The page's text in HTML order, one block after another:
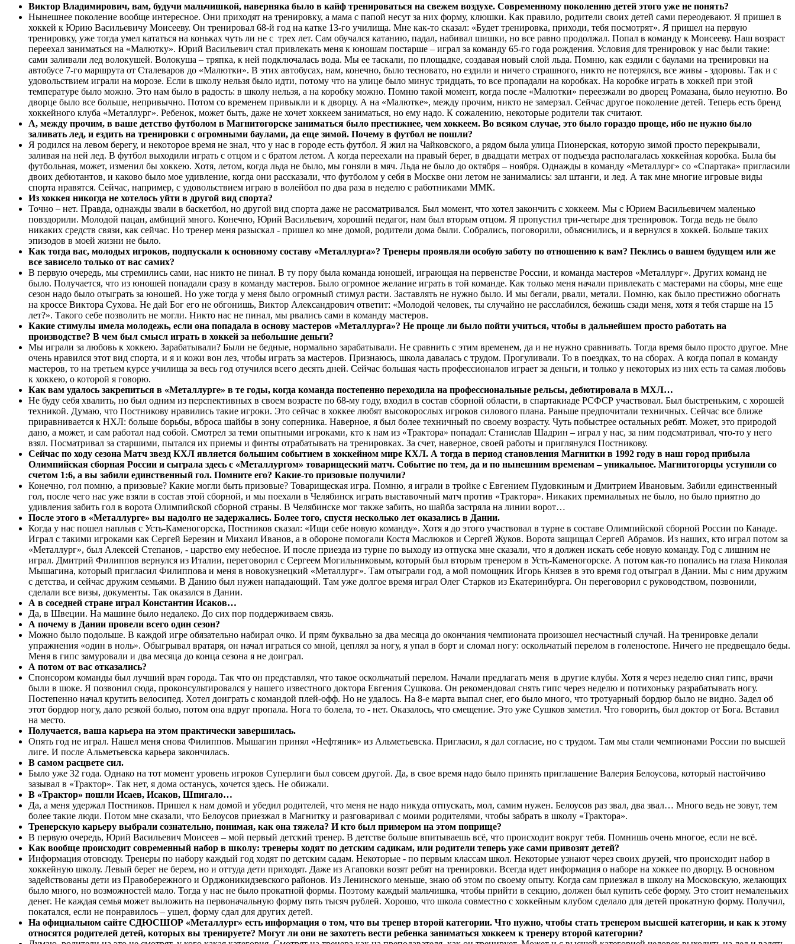
Виктор Владимирович, вам, будучи мальчишкой, наверняка было в кайф тренироваться на свежем воздухе. Современному поколению детей этого уже не понять?
Нынешнее поколение вообще интересное. Они приходят на тренировку, а мама с папой несут за них форму, клюшки. Как правило, родители своих детей сами переодевают. Я пришел в
хоккей к Юрию Васильевичу Моисееву. Он тренировал 68-й год на катке 13-го училища. Мне как-то сказал: «Будет тренировка, приходи, тебя посмотрят». Я пришел на первую
тренировку, уже тогда умел кататься на коньках чуть ли не с трех лет. Сам обучался катанию, падал, набивал шишки, но все равно продолжал. Попал в команду к Моисееву. Наш возраст
переехал заниматься на «Малютку». Юрий Васильевич стал привлекать меня к юношам постарше – играл за команду 65-го года рождения. Условия для тренировок у нас были такие:
сами заливали лед волокушей. Волокуша – тряпка, к ней подключалась вода. Мы ее таскали, по площадке, создавая новый слой льда. Помню, как ездили с баулами на тренировки на
автобусе 7-го маршрута от Сталеваров до «Малютки». В этих автобусах, нам, конечно, было тесновато, но ездили и ничего страшного, никто не потерялся, все живы - здоровы. Так и с
удовольствием играли на морозе. Если в школу нельзя было идти, потому что на улице было минус тридцать, то все пропадали на коробках. На коробке играть в хоккей при этой
температуре было можно. Это нам было в радость: в школу нельзя, а на коробку можно. Помню такой момент, когда после «Малютки» переезжали во дворец Ромазана, было неуютно. Во
дворце было все больше, непривычно. Потом со временем привыкли и к дворцу. А на «Малютке», между прочим, никто не замерзал. Сейчас другое поколение детей. Теперь есть бренд
хоккейного клуба «Металлург». Ребенок, может быть, даже не хочет хоккеем заниматься, но ему надо. К сожалению, некоторые родители так считают.
А, между прочим, в ваше детство футболом в Магнитогорске заниматься было престижнее, чем хоккеем. Во всяком случае, это было гораздо проще, ибо не нужно было
заливать лед, и ездить на тренировки с огромными баулами, да еще зимой. Почему в футбол не пошли?
Я родился на левом берегу, и некоторое время не знал, что у нас в городе есть футбол. Я жил на Чайковского, а рядом была улица Пионерская, которую зимой просто перекрывали,
заливая на ней лед. В футбол выходили играть с отцом и с братом летом. А когда переехали на правый берег, в двадцати метрах от подъезда располагалась хоккейная коробка. Была бы
футбольная, может, изменил бы хоккею. Хотя, летом, когда льда не было, мы гоняли в мяч. Льда не было до октября – ноября. Однажды в команду «Металлург» со «Спартака» пригласили
двоих дебютантов, и каково было мое удивление, когда они рассказали, что футболом у себя в Москве они летом не занимались: зал штанги, и лед. А так мне многие игровые виды
спорта нравятся. Сейчас, например, с удовольствием играю в волейбол по два раза в неделю с работниками ММК.
Из хоккея никогда не хотелось уйти в другой вид спорта?
Точно – нет. Правда, однажды звали в баскетбол, но другой вид спорта даже не рассматривался. Был момент, что хотел закончить с хоккеем. Мы с Юрием Васильевичем маленько
повздорили. Молодой пацан, амбиций много. Конечно, Юрий Васильевич, хороший педагог, нам был вторым отцом. Я пропустил три-четыре дня тренировок. Тогда ведь не было
никаких средств связи, как сейчас. Но тренер меня разыскал - пришел ко мне домой, родители дома были. Собрались, поговорили, объяснились, и я вернулся в хоккей. Больше таких
эпизодов в моей жизни не было.
Как тогда вас, молодых игроков, подпускали к основному составу «Металлурга»? Тренеры проявляли особую заботу по отношению к вам? Пеклись о вашем будущем или же
все зависело только от вас самих?
В первую очередь, мы стремились сами, нас никто не пинал. В ту пору была команда юношей, играющая на первенстве России, и команда мастеров «Металлург». Других команд не
было. Получается, что из юношей попадали сразу в команду мастеров. Было огромное желание играть в той команде. Как только меня начали привлекать с мастерами на сборы, мне еще
сезон надо было отыграть за юношей. Но уже тогда у меня было огромный стимул расти. Заставлять не нужно было. И мы бегали, рвали, метали. Помню, как было престижно обогнать
на кроссе Виктора Сухова. Не дай Бог его не обгонишь, Виктор Александрович ответит: «Молодой человек, ты случайно не расслабился, бежишь сзади меня, хотя я тебя старше на 15
лет?». Такого себе позволить не могли. Никто нас не пинал, мы рвались сами в команду мастеров.
Какие стимулы имела молодежь, если она попадала в основу мастеров «Металлурга»? Не проще ли было пойти учиться, чтобы в дальнейшем просто работать на
производстве? В чем был смысл играть в хоккей за небольшие деньги?
Мы играли за любовь к хоккею. Зарабатывали? Были не бедные, нормально зарабатывали. Не сравнить с этим временем, да и не нужно сравнивать. Тогда время было просто другое. Мне
очень нравился этот вид спорта, и я и кожи вон лез, чтобы играть за мастеров. Признаюсь, школа давалась с трудом. Прогуливали. То в поездках, то на сборах. А когда попал в команду
мастеров, то на третьем курсе училища за весь год отучился всего десять дней. Сейчас большая часть профессионалов играет за деньги, и только у некоторых из них есть та самая любовь
к хоккею, о которой я говорю.
Как вам удалось закрепиться в «Металлурге» в те годы, когда команда постепенно переходила на профессиональные рельсы, дебютировала в МХЛ…
Не буду себя хвалить, но был одним из перспективных в своем возрасте по 68-му году, входил в состав сборной области, в спартакиаде РСФСР участвовал. Был быстреньким, с хорошей
техникой. Думаю, что Постникову нравились такие игроки. Это сейчас в хоккее любят высокорослых игроков силового плана. Раньше предпочитали техничных. Сейчас все ближе
приравнивается к НХЛ: больше борьбы, вброса шайбы в зону соперника. Наверное, я был более техничный по своему возрасту. Чуть побыстрее остальных ребят. Может, это природой
дано, а может, и сам работал над собой. Смотрел за теми опытными игроками, кто к нам из «Трактора» попадал: Станислав Шадрин – играл у нас, за ним подсматривал, что-то у него
взял. Посматривал за старшими, пытался их приемы и финты отрабатывать на тренировках. За счет, наверное, своей работы и приглянулся Постникову.
Сейчас по ходу сезона Матч звезд КХЛ является большим событием в хоккейном мире КХЛ. А тогда в период становления Магнитки в 1992 году в наш город прибыла
Олимпийская сборная России и сыграла здесь с «Металлургом» товарищеский матч. Событие по тем, да и по нынешним временам – уникальное. Магнитогорцы уступили со
счетом 1:6, а вы забили единственный гол. Помните его? Какие-то призовые получили?
Конечно, гол помню, а призовые? Какие могли быть призовые? Товарищеская игра. Помню, я играли в тройке с Евгением Пудовкиным и Дмитрием Ивановым. Забили единственный
гол, после чего нас уже взяли в состав этой сборной, и мы поехали в Челябинск играть выставочный матч против «Трактора». Никаких премиальных не было, но было приятно до
удивления забить гол в ворота Олимпийской сборной страны. В Челябинске мог также забить, но шайба застряла на линии ворот…
После этого в «Металлурге» вы надолго не задержались. Более того, спустя несколько лет оказались в Дании.
Когда у нас пошел наплыв с Усть-Каменогорска, Постников сказал: «Ищи себе новую команду». Хотя я до этого участвовал в турне в составе Олимпийской сборной России по Канаде.
Играл с такими игроками как Сергей Березин и Михаил Иванов, а в обороне помогали Костя Маслюков и Сергей Жуков. Ворота защищал Сергей Абрамов. Из наших, кто играл потом за
«Металлург», был Алексей Степанов, - царство ему небесное. И после приезда из турне по выходу из отпуска мне сказали, что я должен искать себе новую команду. Год с лишним не
играл. Дмитрий Филиппов вернулся из Италии, переговорил с Сергеем Могильниковым, который был вторым тренером в Усть-Каменогорске. А потом как-то попались на глаза Николая
Мышагина, который пригласил Филиппова и меня в новокузнецкий «Металлург». Там отыграли год, а мой помощник Игорь Князев в это время год отыграл в Дании. Мы с ним дружим
с детства, и сейчас дружим семьями. В Данию был нужен нападающий. Там уже долгое время играл Олег Старков из Екатеринбурга. Он переговорил с руководством, позвонили,
сделали все визы, документы. Так оказался в Дании.
А в соседней стране играл Константин Исаков…
Да, в Швеции. На машине было недалеко. До сих пор поддерживаем связь.
А почему в Дании провели всего один сезон?
Можно было подольше. В каждой игре обязательно набирал очко. И прям буквально за два месяца до окончания чемпионата произошел несчастный случай. На тренировке делали
упражнения «один в ноль». Обыгрывал вратаря, он начал играться со мной, цеплял за ногу, я упал в борт и сломал ногу: оскольчатый перелом в голеностопе. Ничего не предвещало беды.
Меня в гипс замуровали и два месяца до конца сезона я не доиграл.
А потом от вас отказались?
Спонсором команды был лучший врач города. Так что он представлял, что такое оскольчатый перелом. Начали предлагать меня в другие клубы. Хотя я через неделю снял гипс, врачи
были в шоке. Я позвонил сюда, проконсультировался у нашего известного доктора Евгения Сушкова. Он рекомендовал снять гипс через неделю и потихоньку разрабатывать ногу.
Постепенно начал крутить велосипед. Хотел доиграть с командой плей-офф. Но не удалось. На 8-е марта выпал снег, его было много, что тротуарный бордюр было не видно. Задел об
этот бордюр ногу, дало резкой болью, потом она вдруг пропала. Нога то болела, то - нет. Оказалось, что смещение. Это уже Сушков заметил. Что говорить, был доктор от Бога. Вставил
на место.
Получается, ваша карьера на этом практически завершилась.
Опять год не играл. Нашел меня снова Филиппов. Мышагин принял «Нефтяник» из Альметьевска. Пригласил, я дал согласие, но с трудом. Там мы стали чемпионами России по высшей
лиге. И после Альметьевска карьера закончилась.
В самом расцвете сил.
Было уже 32 года. Однако на тот момент уровень игроков Суперлиги был совсем другой. Да, в свое время надо было принять приглашение Валерия Белоусова, который настойчиво
зазывал в «Трактор». Так нет, я дома останусь, хочется здесь. Не обижали.
В «Трактор» пошли Исаев, Исаков, Шпигало…
Да, а меня удержал Постников. Пришел к нам домой и убедил родителей, что меня не надо никуда отпускать, мол, самим нужен. Белоусов раз звал, два звал… Много ведь не зовут, тем
более такие люди. Потом мне сказали, что Белоусов приезжал в Магнитку и разговаривал с моими родителями, чтобы забрать в школу «Трактора».
Тренерскую карьеру выбрали сознательно, понимая, как она тяжела? И кто был примером на этом поприще?
В первую очередь, Юрий Васильевич Моисеев – мой первый детский тренер. В детстве больше впитываешь всё, что происходит вокруг тебя. Помнишь очень многое, если не всё.
Как вообще происходит современный набор в школу: тренеры ходят по детским садикам, или родители теперь уже сами привозят детей?
Информация отовсюду. Тренеры по набору каждый год ходят по детским садам. Некоторые - по первым классам школ. Некоторые узнают через своих друзей, что происходит набор в
хоккейную школу. Левый берег не берем, но и оттуда дети приходят. Даже из Агаповки возят ребят на тренировки. Всегда идет информация о наборе на хоккее по дворцу. В основном
задействованы дети из Правобережного и Орджоникидзевского районов. Из Ленинского меньше, знаю об этом по своему опыту. Когда сам приезжал в школу на Московскую, желающих
было много, но возможностей мало. Тогда у нас не было прокатной формы. Поэтому каждый мальчишка, чтобы прийти в секцию, должен был купить себе форму. Это стоит немаленьких
денег. Не каждая семья может выложить на первоначальную форму пять тысяч рублей. Хорошо, что школа совместно с хоккейным клубом сделало для детей прокатную форму. Получил,
покатался, если не понравилось – ушел, форму сдал для других детей.
На официальном сайте СДЮСШОР «Металлург» есть информация о том, что вы тренер второй категории. Что нужно, чтобы стать тренером высшей категории, и как к этому
относятся родителей детей, которых вы тренируете? Могут ли они не захотеть вести ребенка заниматься хоккеем к тренеру второй категории?